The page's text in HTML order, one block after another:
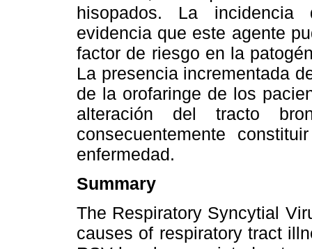
hisopados. La
evidencia que este agente
factor de riesgo en la
La presencia incrementada
de la orofaringe de los
alteración del tracto
consecuentemente
enfermedad.
Summary
The Respiratory Syncytial
causes of respiratory tract